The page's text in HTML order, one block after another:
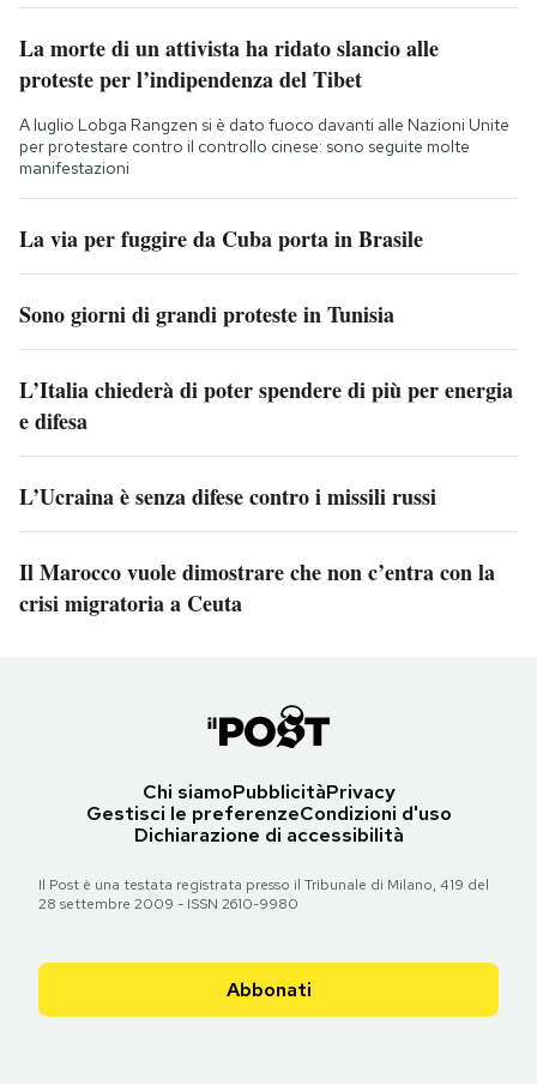
La morte di un attivista ha ridato slancio alle
proteste per l’indipendenza del Tibet
A luglio Lobga Rangzen si è dato fuoco davanti alle Nazioni Unite
per protestare contro il controllo cinese: sono seguite molte
manifestazioni
La via per fuggire da Cuba porta in Brasile
Sono giorni di grandi proteste in Tunisia
L’Italia chiederà di poter spendere di più per energia
e difesa
L’Ucraina è senza difese contro i missili russi
Il Marocco vuole dimostrare che non c’entra con la
crisi migratoria a Ceuta
Chi siamoPubblicitàPrivacy
Gestisci le preferenzeCondizioni d'uso
Dichiarazione di accessibilità
Il Post è una testata registrata presso il Tribunale di Milano, 419 del
28 settembre 2009 - ISSN 2610-9980
Abbonati